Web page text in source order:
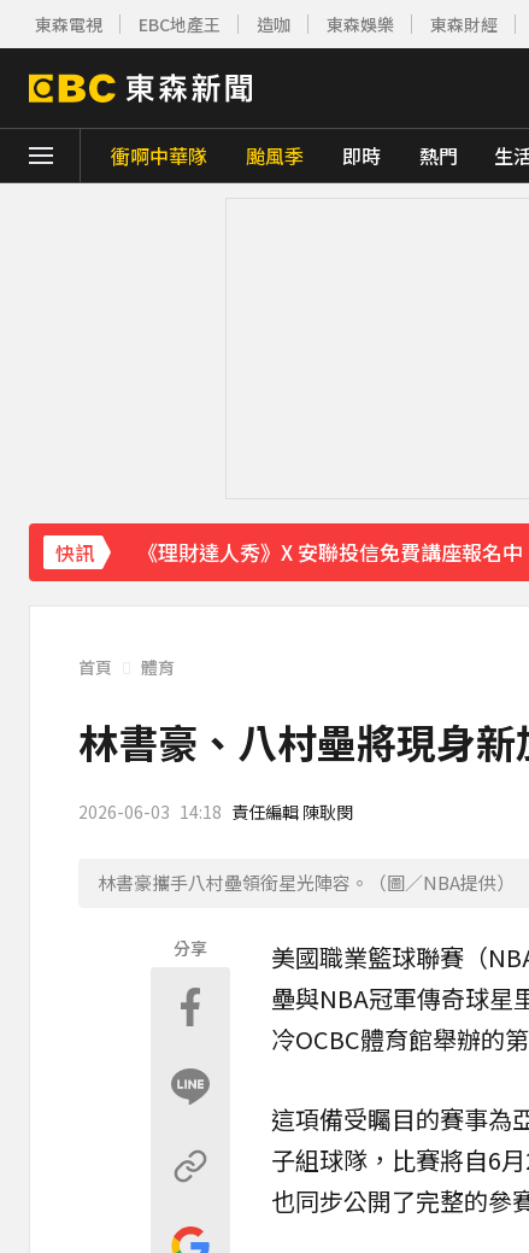
東森電視 EBC地產王 造咖 東森娛樂 東森財經
衝啊中華隊 颱風季 即時 熱門 生
快訊
《理財達人秀》X 安聯投信免費講座報名
後悔讓Lulu嫁給陳漢典！Lu爸落淚吐「真
下載東森App，隨時掌握天下大小事！
快訊／日本又地震！九州規模5.1極淺層地
首頁 體育
林書豪、八村壘將現身
2026-06-03 14:18 責任編輯 陳耿閔
林書豪攜手八村壘領銜星光陣容。（圖／NBA提供）
分享 美國職業籃球聯賽（
壘與NBA冠軍傳奇球星
冷OCBC體育館舉辦的
這項備受矚目的賽事為
子組球隊，比賽將自6
也同步公開了完整的參